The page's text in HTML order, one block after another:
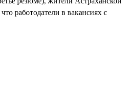
работодатели в вакансиях с